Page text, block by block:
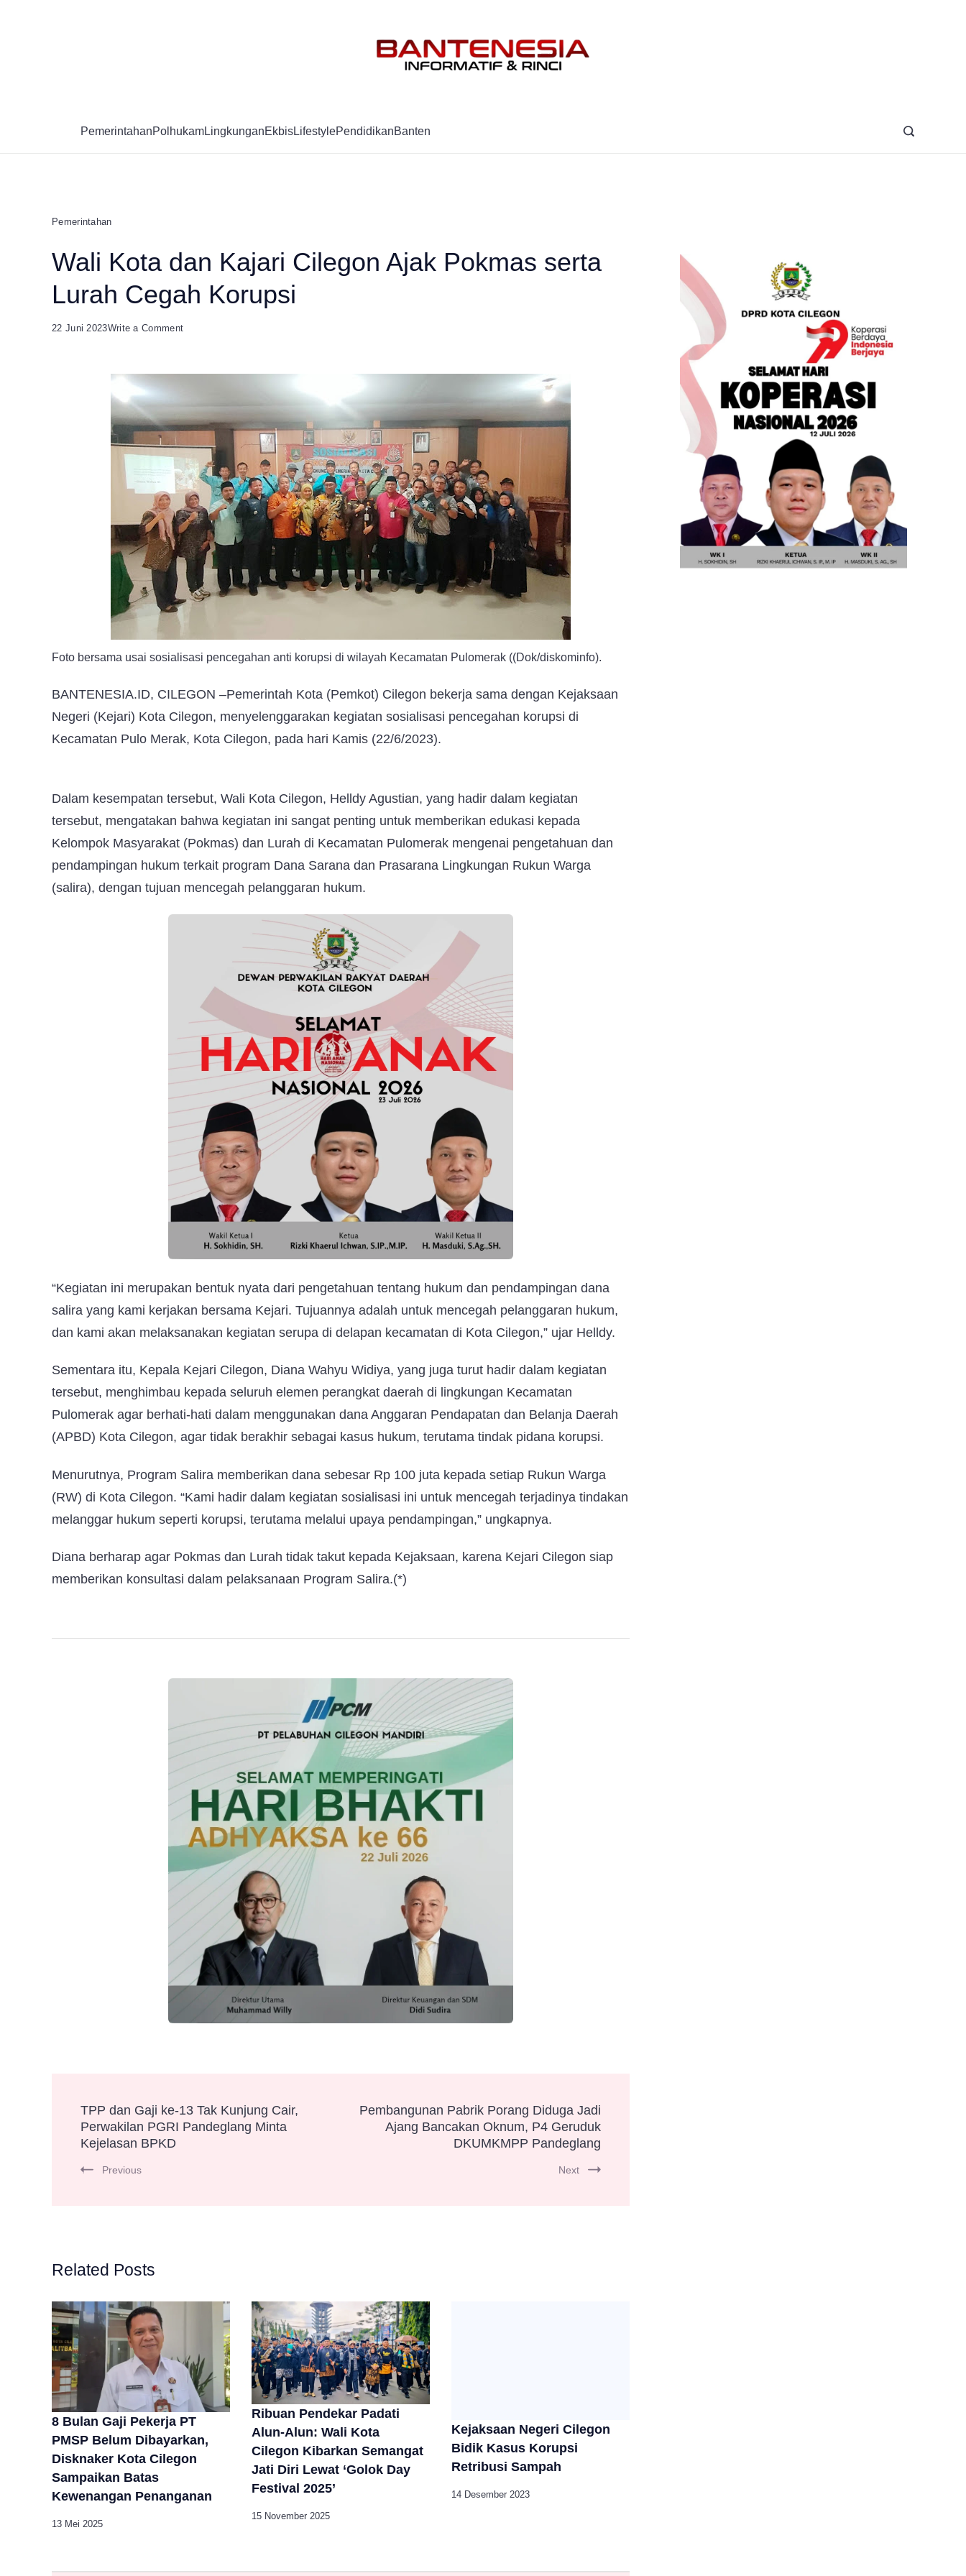
PemerintahanPolhukamLingkunganEkbisLifestylePendidikanBanten
Pemerintahan
Wali Kota dan Kajari Cilegon Ajak Pokmas serta
Lurah Cegah Korupsi
22 Juni 2023Write a Commenton
Kajari
Ajak
Pokmas
serta
Lurah
Cegah
Korupsi
Foto bersama usai sosialisasi pencegahan anti korupsi di wilayah Kecamatan Pulomerak ((Dok/diskominfo).
BANTENESIA.ID, CILEGON –Pemerintah Kota (Pemkot) Cilegon bekerja sama dengan Kejaksaan
Negeri (Kejari) Kota Cilegon, menyelenggarakan kegiatan sosialisasi pencegahan korupsi di
Kecamatan Pulo Merak, Kota Cilegon, pada hari Kamis (22/6/2023).
Dalam kesempatan tersebut, Wali Kota Cilegon, Helldy Agustian, yang hadir dalam kegiatan
tersebut, mengatakan bahwa kegiatan ini sangat penting untuk memberikan edukasi kepada
Kelompok Masyarakat (Pokmas) dan Lurah di Kecamatan Pulomerak mengenai pengetahuan dan
pendampingan hukum terkait program Dana Sarana dan Prasarana Lingkungan Rukun Warga
(salira), dengan tujuan mencegah pelanggaran hukum.
“Kegiatan ini merupakan bentuk nyata dari pengetahuan tentang hukum dan pendampingan dana
salira yang kami kerjakan bersama Kejari. Tujuannya adalah untuk mencegah pelanggaran hukum,
dan kami akan melaksanakan kegiatan serupa di delapan kecamatan di Kota Cilegon,” ujar Helldy.
Sementara itu, Kepala Kejari Cilegon, Diana Wahyu Widiya, yang juga turut hadir dalam kegiatan
tersebut, menghimbau kepada seluruh elemen perangkat daerah di lingkungan Kecamatan
Pulomerak agar berhati-hati dalam menggunakan dana Anggaran Pendapatan dan Belanja Daerah
(APBD) Kota Cilegon, agar tidak berakhir sebagai kasus hukum, terutama tindak pidana korupsi.
Menurutnya, Program Salira memberikan dana sebesar Rp 100 juta kepada setiap Rukun Warga
(RW) di Kota Cilegon. “Kami hadir dalam kegiatan sosialisasi ini untuk mencegah terjadinya tindakan
melanggar hukum seperti korupsi, terutama melalui upaya pendampingan,” ungkapnya.
Diana berharap agar Pokmas dan Lurah tidak takut kepada Kejaksaan, karena Kejari Cilegon siap
memberikan konsultasi dalam pelaksanaan Program Salira.(*)
Navigation
TPP dan Gaji ke-13 Tak Kunjung Cair,
Perwakilan PGRI Pandeglang Minta
Kejelasan BPKD
Previous
Pembangunan Pabrik Porang Diduga Jadi
Ajang Bancakan Oknum, P4 Geruduk
DKUMKMPP Pandeglang
Next
Related Posts
8 Bulan Gaji Pekerja PT
PMSP Belum Dibayarkan,
Disknaker Kota Cilegon
Sampaikan Batas
Kewenangan Penanganan
13 Mei 2025
Ribuan Pendekar Padati
Alun-Alun: Wali Kota
Cilegon Kibarkan Semangat
Jati Diri Lewat ‘Golok Day
Festival 2025’
15 November 2025
Kejaksaan Negeri Cilegon
Bidik Kasus Korupsi
Retribusi Sampah
14 Desember 2023